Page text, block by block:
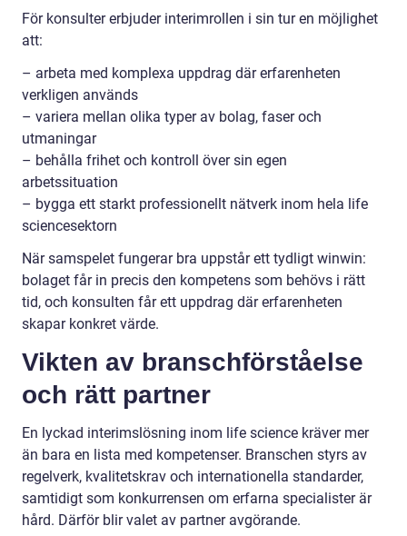
För konsulter erbjuder interimrollen i sin tur en möjlighet
att:
– arbeta med komplexa uppdrag där erfarenheten
verkligen används
– variera mellan olika typer av bolag, faser och
utmaningar
– behålla frihet och kontroll över sin egen
arbetssituation
– bygga ett starkt professionellt nätverk inom hela life
sciencesektorn
När samspelet fungerar bra uppstår ett tydligt winwin:
bolaget får in precis den kompetens som behövs i rätt
tid, och konsulten får ett uppdrag där erfarenheten
skapar konkret värde.
Vikten av branschförståelse
och rätt partner
En lyckad interimslösning inom life science kräver mer
än bara en lista med kompetenser. Branschen styrs av
regelverk, kvalitetskrav och internationella standarder,
samtidigt som konkurrensen om erfarna specialister är
hård. Därför blir valet av partner avgörande.